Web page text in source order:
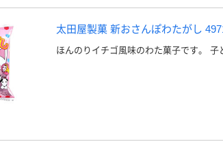
太田屋製菓 新おさんぽわたがし
ほんのりイチゴ風味のわた菓子です。 子